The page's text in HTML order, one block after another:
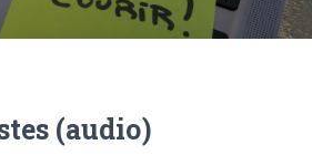
(audio)